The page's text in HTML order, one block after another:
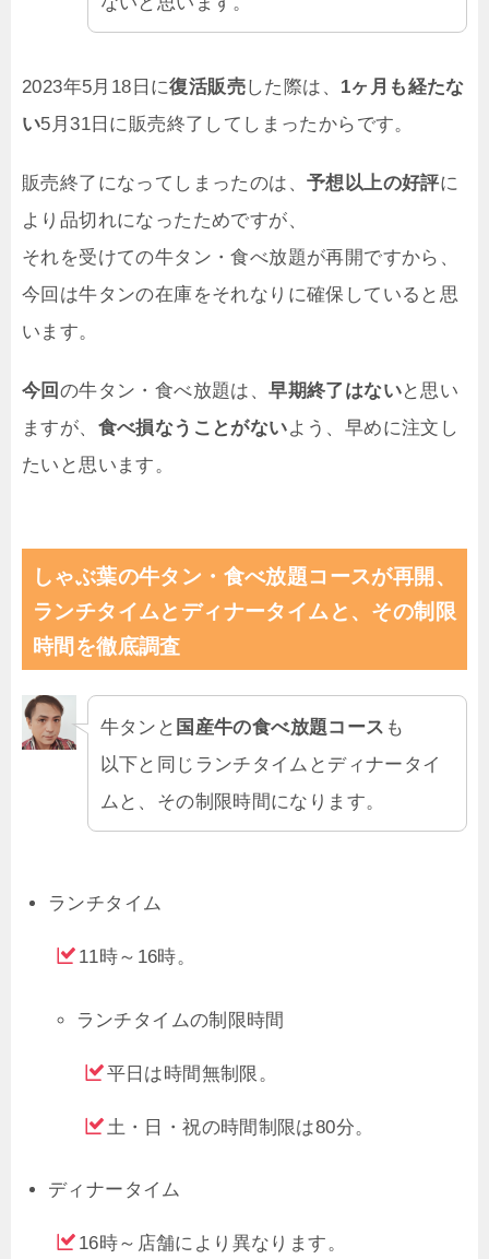
2023年5月18日に復活販売した際は、 1ヶ月も経たな
い5月31日に販売終了してしまったからです。
販売終了になってしまったのは、 予想以上の好評に
より品切れになったためですが、
それを受けての牛タン・食べ放題が再開ですから、
今回は牛タンの在庫をそれなりに確保していると思
います。
今回 の牛タン・食べ放題は、早期終了はないと思い
ますが、 食べ損なうことがないよう、早めに注文し
たいと思います。
しゃぶ葉の牛タン・食べ放題コースが再開、
ランチタイムとディナータイムと、その制限
時間を徹底調査
牛タンと 国産牛の食べ放題コース も
以下と同じランチタイムとディナータイ
ムと、その制限時間になります。
ランチタイム
11時～16時。
ランチタイムの制限時間
平日は時間無制限。
土・日・祝の時間制限は80分。
ディナータイム
16時～店舗により異なります。